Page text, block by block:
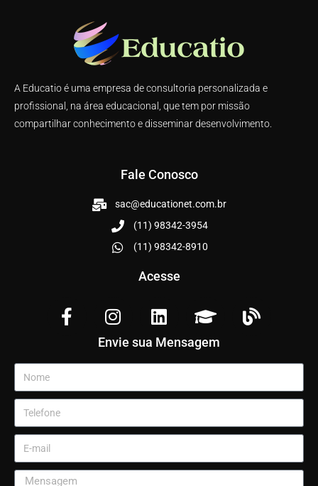
A Educatio é uma empresa de consultoria personalizada e
profissional, na área educacional, que tem por missão
compartilhar conhecimento e disseminar desenvolvimento.
Fale Conosco
sac@educationet.com.br
(11) 98342-3954
(11) 98342-8910
Acesse
Envie sua Mensagem